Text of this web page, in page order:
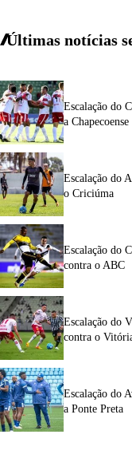
Últimas notícias
Escalação do
a Chapecoense
Escalação do
o Criciúma
Escalação do
contra o ABC
Escalação do
contra o
Escalação do
a Ponte Preta